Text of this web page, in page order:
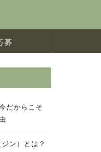
募
だからこそ
ン）とは？